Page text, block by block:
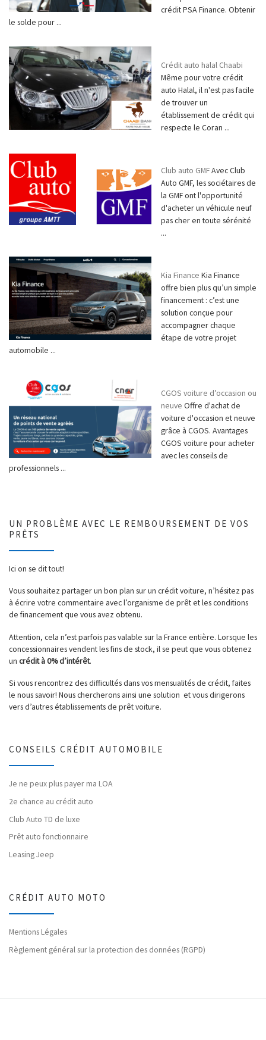
crédit PSA Finance. Obtenir
le solde pour ...
Crédit auto halal Chaabi
Même pour votre crédit
auto Halal, il n'est pas facile
de trouver un
établissement de crédit qui
respecte le Coran ...
Club auto GMFAvec Club
Auto GMF, les sociétaires de
la GMF ont l'opportunité
d'acheter un véhicule neuf
pas cher en toute sérénité
...
Kia Finance Kia Finance
offre bien plus qu’un simple
financement : c’est une
solution conçue pour
accompagner chaque
étape de votre projet
automobile ...
CGOS voiture d’occasion ou
neuve Offre d'achat de
voiture d'occasion et neuve
grâce à CGOS. Avantages
CGOS voiture pour acheter
avec les conseils de
professionnels ...
UN PROBLÈME AVEC LE REMBOURSEMENT DE VOS
PRÊTS
Ici on se dit tout!
Vous souhaitez partager un bon plan sur un crédit voiture, n’hésitez pas
à écrire votre commentaire avec l’organisme de prêt et les conditions
de financement que vous avez obtenu.
Attention, cela n’est parfois pas valable sur la France entière. Lorsque les
concessionnaires vendent les fins de stock, il se peut que vous obtenez
un crédit à 0% d’intérêt.
Si vous rencontrez des difficultés dans vos mensualités de crédit, faites
le nous savoir! Nous chercherons ainsi une solution et vous dirigerons
vers d’autres établissements de prêt voiture.
CONSEILS CRÉDIT AUTOMOBILE
Je ne peux plus payer ma LOA
2e chance au crédit auto
Club Auto TD de luxe
Prêt auto fonctionnaire
Leasing Jeep
CRÉDIT AUTO MOTO
Mentions Légales
Règlement général sur la protection des données (RGPD)